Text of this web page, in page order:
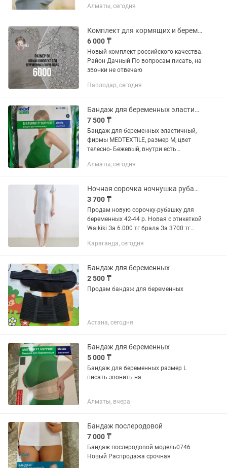
Производство Польша, покупали по
Алматы, сегодня
Комплект для кормящих и беременных футболка
6 000 ₸
Новый комплект российского качества.
Район Дачный По вопросам писать, на
звонки не отвечаю
Павлодар, сегодня
Бандаж для беременных эластичный!
7 500 ₸
Бандаж для беременных эластичный,
фирмы MEDTEXTILE, размер M, цвет
телесно- Бежевый, внутри есть
Алматы, сегодня
Ночная сорочка ночнушка рубашка для беременных Waikiki новая
3 700 ₸
Продам новую сорочку-рубашку для
беременных 42-44 р. Новая с этикеткой
Waikiki За 6.000 тг брала За 3700 тг
Караганда, сегодня
Бандаж для беременных
2 500 ₸
Продам бандаж для беременных
Астана, сегодня
Бандаж для беременных
5 000 ₸
Бандаж для беременных размер L
писать звонить на
Алматы, вчера
Бандаж послеродовой
7 000 ₸
Бандаж послеродовой модель0746
Новый Распродажа срочная